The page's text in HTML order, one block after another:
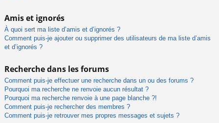
Amis et ignorés
À quoi sert ma liste d’amis et d’ignorés ?
Comment puis-je ajouter ou supprimer des utilisateurs de ma liste d’amis
et d’ignorés ?
Recherche dans les forums
Comment puis-je effectuer une recherche dans un ou des forums ?
Pourquoi ma recherche ne renvoie aucun résultat ?
Pourquoi ma recherche renvoie à une page blanche ?!
Comment puis-je rechercher des membres ?
Comment puis-je retrouver mes propres messages et sujets ?